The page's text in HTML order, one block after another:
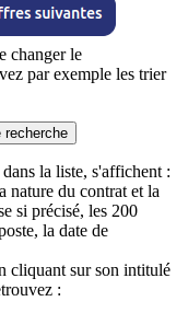
changer le
par exemple les trier
recherche
la liste, s'affichent :
nature du contrat et la
si précisé, les 200
la date de
cliquant sur son intitulé
: